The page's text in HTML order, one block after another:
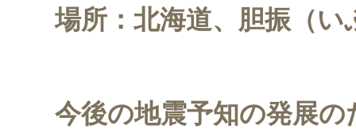
場所：北海道、胆振（い
今後の地震予知の発展